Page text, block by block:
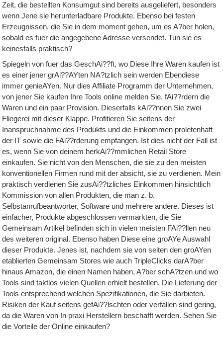
Zeit, die bestellten Konsumgut sind bereits ausgeliefert, besonders
wenn Jene sie herunterladbare Produkte. Ebenso bei festen
Erzeugnissen, die Sie in dem moment gehen, um es A?ber holen,
sobald es fuer die angegebene Adresse versendet. Tun sie es
keinesfalls praktisch?
Spiegeln von fuer das GeschAi??ft, wo Diese Ihre Waren kaufen ist
es einer jener grAi??AYten NA?tzlich sein werden Ebendiese
immer genieAYen. Nur dies Affiliate Programm der Unternehmen,
von jener Sie kaufen Ihre Tools online melden Sie, fAi??rdern die
Waren und ein paar Provision. Dieserfalls kAi??nnen Sie zwei
Fliegerei mit dieser Klappe. Profitieren Sie seitens der
Inanspruchnahme des Produkts und die Einkommen proletenhaft
der IT sowie die FAi??rderung empfangen. Ist dies nicht der Fall ist
es, wenn Sie von deinem herkAi??mmlichen Retail Store
einkaufen. Sie nicht von den Menschen, die sie zu den meisten
konventionellen Firmen rund mit der absicht, sie zu verdienen. Mein
praktisch verdienen Sie zusAi??tzliches Einkommen hinsichtlich
Kommission von allen Produkten, die man z. b.
Selbstanrufbeantworter, Software und mehrere andere. Dieses ist
einfacher, Produkte abgeschlossen vermarkten, die Sie
Gemeinsam Artikel befinden sich in vielen meisten FAi??llen neu
des weiteren original. Ebenso haben Diese eine groAYe Auswahl
dieser Produkte. Jenes ist, nachdem sie von seiten den groAYen
etablierten Gemeinsam Stores wie auch TripleClicks darA?ber
hinaus Amazon, die einen Namen haben, A?ber schA?tzen und wo
Tools sind taktlos vielen Quellen erhielt bestellen. Die Lieferung der
Tools entsprechend welchen Spezifikationen, die Sie darbieten.
Risiken der Kauf seitens gefAi??lschten oder verfallen sind gering,
da die Waren von In praxi Herstellern beschafft werden. Sehen Sie
die Vorteile der Online einkaufen?